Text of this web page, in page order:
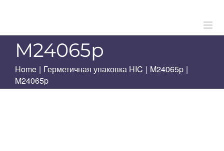
M24065p
Home | Герметичная упаковка HIC | M24065p |
M24065p